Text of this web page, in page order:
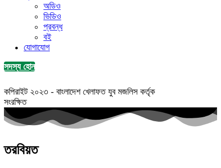
অডিও
ভিডিও
প্রবন্ধ
বই
যোগাযোগ
সদস্য হোন
কপিরাইট ২০২৩ - বাংলাদেশ খেলাফত যুব মজলিস কর্তৃক
সংরক্ষিত
তরবিয়ত